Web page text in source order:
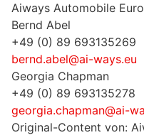
Aiways Automobile
Bernd Abel
+49 (0) 89 693135269
bernd.abel@ai-ways.eu
Georgia Chapman
+49 (0) 89 693135278
georgia.chapman@ai-
Original-Content von: